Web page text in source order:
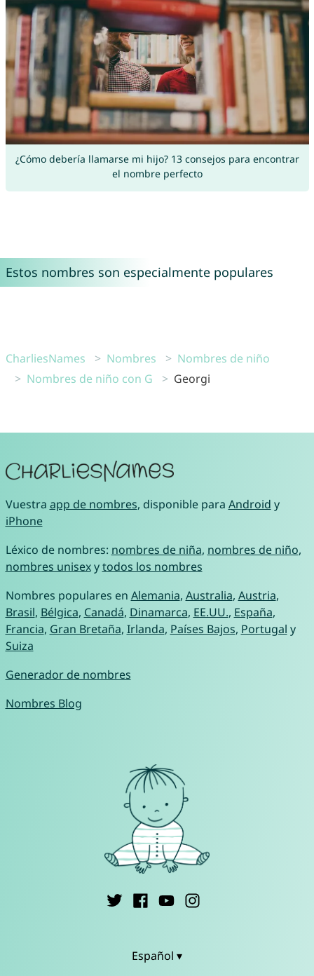
¿Cómo debería llamarse mi hijo? 13 consejos para encontrar
el nombre perfecto
Estos nombres son especialmente populares
CharliesNames Nombres
Nombres de niño
Nombres de niño con G
Georgi
Vuestra app de nombres, disponible para Android y
iPhone
Léxico de nombres: nombres de niña, nombres de niño,
nombres unisexytodos los nombres
Nombres populares en Alemania, Australia, Austria,
Brasil, Bélgica, Canadá, Dinamarca, EE.UU., España,
Francia, Gran Bretaña, Irlanda, Países Bajos, Portugal y
Suiza
Generador de nombres
Nombres Blog
Español ▾